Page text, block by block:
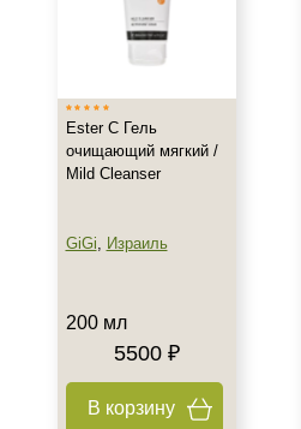
Ester C Гель
очищающий мягкий /
Mild Cleanser
GiGi, Израиль
200 мл
5500 ₽
В корзину